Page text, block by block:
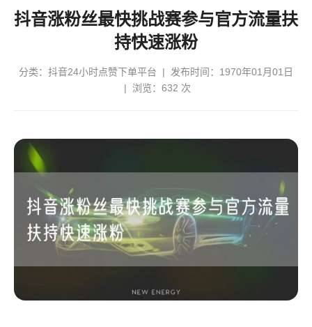
抖音涨粉丝最快挑战赛参与官方流量扶
持快速涨粉
分类： 抖音24小时点赞下单平台 | 发布时间：1970年01月01日
| 浏览：632 次